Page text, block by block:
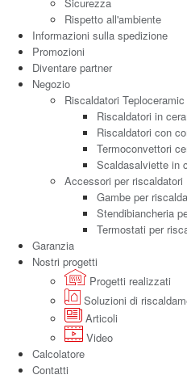
Sicurezza
Rispetto all'ambiente
Informazioni sulla spedizione
Promozioni
Diventare partner
Negozio
Riscaldatori Teploceramic
Riscaldatori in
Riscaldatori con
Termoconvettori
Scaldasalviette in
Accessori per riscaldatori
Gambe per
Stendibiancheria
Termostati per
Garanzia
Nostri progetti
Progetti realizzati
Soluzioni di
Articoli
Video
Calcolatore
Contatti